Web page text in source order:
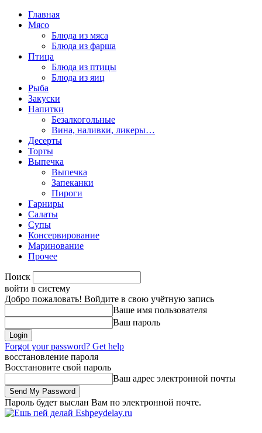
Главная
Мясо
Блюда из мяса
Блюда из фарша
Птица
Блюда из птицы
Блюда из яиц
Рыба
Закуски
Напитки
Безалкогольные
Вина, наливки, ликеры…
Десерты
Торты
Выпечка
Выпечка
Запеканки
Пироги
Гарниры
Салаты
Супы
Консервирование
Маринование
Прочее
Поиск
войти в систему
Добро пожаловать! Войдите в свою учётную запись
Ваше имя пользователя
Ваш пароль
Forgot your password? Get help
восстановление пароля
Восстановите свой пароль
Ваш адрес электронной почты
Пароль будет выслан Вам по электронной почте.
Eshpeydelay.ru